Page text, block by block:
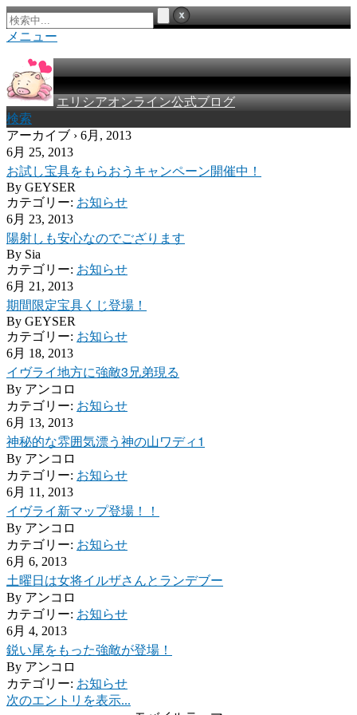
メニュー
エリシアオンライン公式ブログ
検索
アーカイブ › 6月, 2013
6月 25, 2013
お試し宝具をもらおうキャンペーン開催中！
By GEYSER
カテゴリー: お知らせ
6月 23, 2013
陽射しも安心なのでござります
By Sia
カテゴリー: お知らせ
6月 21, 2013
期間限定宝具くじ登場！
By GEYSER
カテゴリー: お知らせ
6月 18, 2013
イヴライ地方に強敵3兄弟現る
By アンコロ
カテゴリー: お知らせ
6月 13, 2013
神秘的な雰囲気漂う神の山ワディ1
By アンコロ
カテゴリー: お知らせ
6月 11, 2013
イヴライ新マップ登場！！
By アンコロ
カテゴリー: お知らせ
6月 6, 2013
土曜日は女将イルザさんとランデブー
By アンコロ
カテゴリー: お知らせ
6月 4, 2013
鋭い尾をもった強敵が登場！
By アンコロ
カテゴリー: お知らせ
次のエントリを表示...